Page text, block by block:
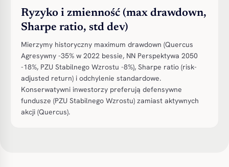
Ryzyko i zmienność (max drawdown,
Sharpe ratio, std dev)
Mierzymy historyczny maximum drawdown (Quercus
Agresywny -35% w 2022 bessie, NN Perspektywa 2050
-18%, PZU Stabilnego Wzrostu -8%), Sharpe ratio (risk-
adjusted return) i odchylenie standardowe.
Konserwatywni inwestorzy preferują defensywne
fundusze (PZU Stabilnego Wzrostu) zamiast aktywnych
akcji (Quercus).